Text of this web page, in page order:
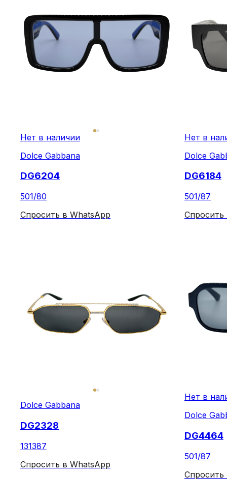
Нет в наличии
Dolce Gabbana
DG6204
501/80
Спросить в WhatsApp
Нет в
Dolce
DG6184
501/87
Спросить
Dolce Gabbana
DG2328
131387
Спросить в WhatsApp
Нет в
Dolce
DG4464
501/87
Спросить